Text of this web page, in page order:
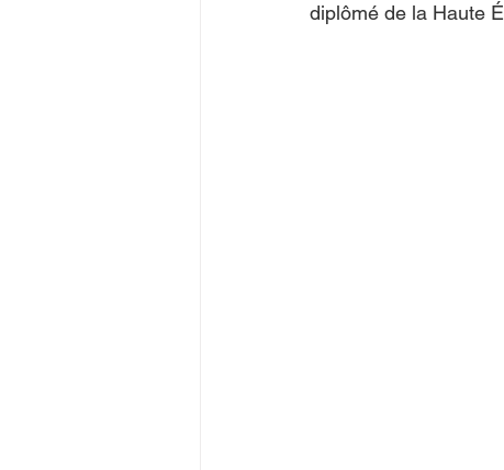
diplômé de la Haute